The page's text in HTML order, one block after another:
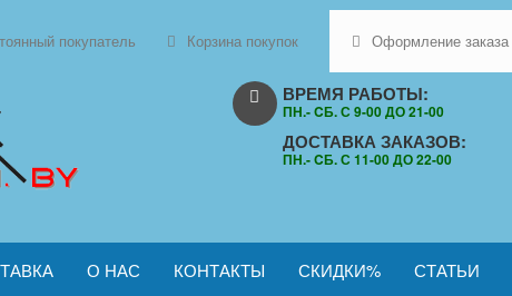
покупатель Корзина покупок Оформление заказа
ВРЕМЯ РАБОТЫ:
ПН.- CБ. С 9-00 ДО 21-00
ДОСТАВКА ЗАКАЗОВ:
ПН.- CБ. С 11-00 ДО 22-00
О НАС КОНТАКТЫ СКИДКИ% СТАТЬИ